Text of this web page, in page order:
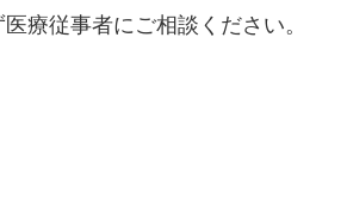
療従事者にご相談ください。